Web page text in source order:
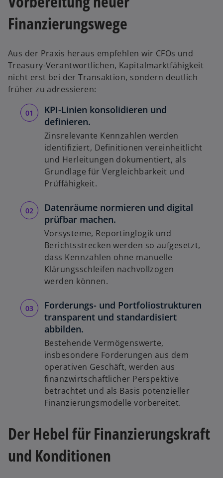
Finanzierungswege
Aus der Praxis heraus empfehlen wir CFOs und
Treasury-Verantwortlichen, Kapitalmarktfähigkeit
nicht erst bei der Transaktion, sondern deutlich
früher zu adressieren:
KPI-Linien konsolidieren und
definieren.
Zinsrelevante Kennzahlen werden
identifiziert, Definitionen vereinheitlicht
und Herleitungen dokumentiert, als
Grundlage für Vergleichbarkeit und
Prüffähigkeit.
Datenräume normieren und digital
prüfbar machen.
Vorsysteme, Reportinglogik und
Berichtsstrecken werden so aufgesetzt,
dass Kennzahlen ohne manuelle
Klärungsschleifen nachvollzogen
werden können.
Forderungs- und Portfoliostrukturen
transparent und standardisiert
abbilden.
Bestehende Vermögenswerte,
insbesondere Forderungen aus dem
operativen Geschäft, werden aus
finanzwirtschaftlicher Perspektive
betrachtet und als Basis potenzieller
Finanzierungsmodelle vorbereitet.
Der Hebel für Finanzierungskraft
und Konditionen